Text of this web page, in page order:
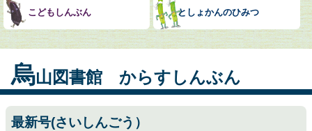
烏山図書館 からすしんぶん
最新号(さいしんごう）
こどもしんぶん としょかんのひみつ